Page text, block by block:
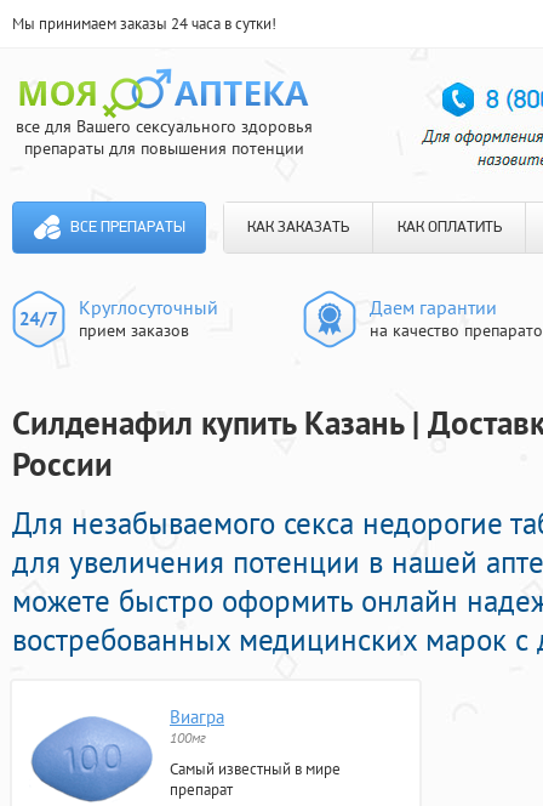
Мы принимаем заказы 24 часа в сутки!
все для Вашего сексуального здоровья
препараты для повышения потенции
ВСЕ ПРЕПАРАТЫ КАК ЗАКАЗАТЬ КАК ОПЛАТИТЬ
Круглосуточный
прием заказов
Даем гарантии
на качество
Силденафил купить Казань |
России
Для незабываемого секса недорогие
для увеличения потенции в нашей
можете быстро оформить онлайн
востребованных медицинских марок с
Виагра
100мг
Самый известный в мире
препарат